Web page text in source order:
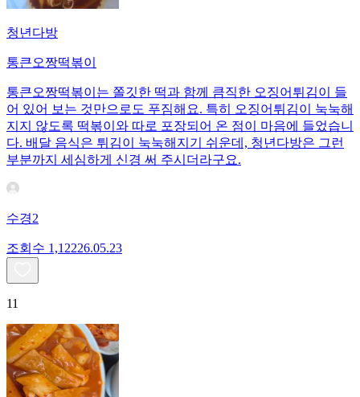
청년다방
통큰오짱떡볶이
통큰오짱떡볶이는 쫄깃한 떡과 함께 큼직한 오징어튀김이 들
어 있어 보는 것만으로도 푸짐해요. 특히 오징어튀김이 눅눅해
지지 않도록 떡볶이와 따로 포장되어 온 점이 마음에 들었습니
다. 배달 음식은 튀김이 눅눅해지기 쉬운데, 청년다방은 그런
부분까지 세심하게 신경 써 주시더라구요.
수경2
조회수 1,12226.05.23
11